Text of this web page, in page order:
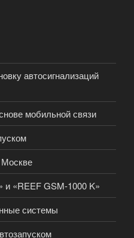
автосигнализаций
мобильной связи
Москве
«REEF GSM-1000 K»
системы